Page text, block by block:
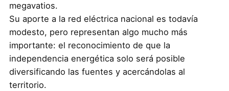
megavatios.
Su aporte a la red eléctrica nacional es todavía
modesto, pero representan algo mucho más
importante: el reconocimiento de que la
independencia energética solo será posible
diversificando las fuentes y acercándolas al
territorio.